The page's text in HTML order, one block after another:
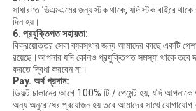
সাধারণত ভিএমএমের জন্য স্টক থাকে, যদি স্টক বাইরে
দিন হয়।
6. প্রযুক্তিগত সহায়তা:
বিক্রয়োত্তর সেবা ব্যবস্থার জন্য আমাদের কাছে একটি
রয়েছে।আপনার যদি কোনও প্রযুক্তিগত সমস্যা থাকে তবে
করতে দ্বিধা করবেন না।
Pay. অর্থ প্রদান:
ডিফল্ট চালানের আগে 100% টি / পেমেন্ট হয়, যদি আপনাকে
অন্য অনুরোধের প্রয়োজন হয় তবে আমাদের সাথে যোগাযোগ